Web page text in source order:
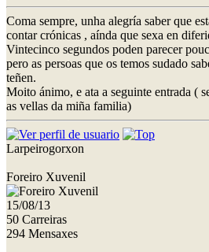
Coma sempre, unha alegría saber que
contar crónicas , aínda que sexa en
Vintecinco segundos poden parecer
pero as persoas que os temos sudado
teñen.
Moito ánimo, e ata a seguinte entrada (
as vellas da miña familia)
Larpeirogorxon
Foreiro Xuvenil
15/08/13
50 Carreiras
294 Mensaxes